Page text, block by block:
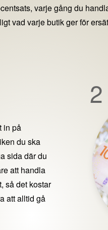
varje gång du
vad varje butik ger för
2
in på
du ska
sida där du
att handla
så det kostar
att alltid gå